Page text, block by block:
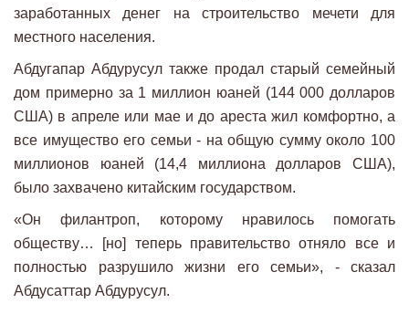
заработанных денег на строительство мечети для
местного населения.
Абдугапар Абдурусул также продал старый семейный
дом примерно за 1 миллион юаней (144 000 долларов
США) в апреле или мае и до ареста жил комфортно, а
все имущество его семьи - на общую сумму около 100
миллионов юаней (14,4 миллиона долларов США),
было захвачено китайским государством.
«Он филантроп, которому нравилось помогать
обществу… [но] теперь правительство отняло все и
полностью разрушило жизни его семьи», - сказал
Абдусаттар Абдурусул.